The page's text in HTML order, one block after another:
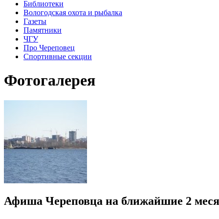
Библиотеки
Вологодская охота и рыбалка
Газеты
Памятники
ЧГУ
Про Череповец
Спортивные секции
Фотогалерея
Афиша Череповца на ближайшие 2